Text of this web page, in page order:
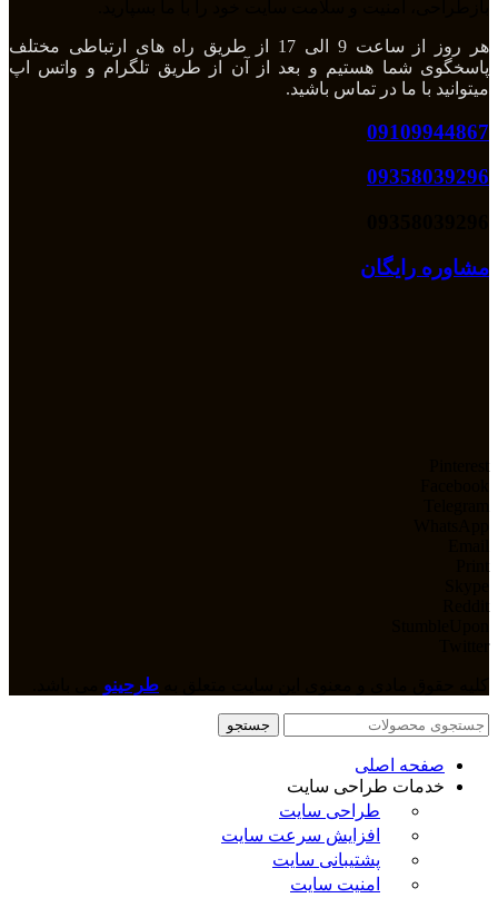
هر روز از ساعت 9 الی 17 از طریق راه های ارتباطی مختلف
پاسخگوی شما هستیم و بعد از آن از طریق تلگرام و واتس اپ
میتوانید با ما در تماس باشید.
09109944867
09358039296
مشاوره رایگان
طرحینو
جستجو
صفحه اصلی
خدمات طراحی سایت
طراحی سایت
افزایش سرعت سایت
پشتیبانی سایت
امنیت سایت